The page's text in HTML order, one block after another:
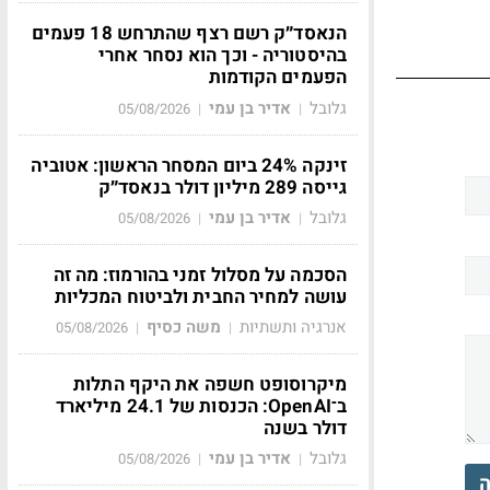
הנאסד״ק רשם רצף שהתרחש 18 פעמים
בהיסטוריה - וכך הוא נסחר אחרי
הפעמים הקודמות
גלובל | אדיר בן עמי |
05/08/2026
זינקה 24% ביום המסחר הראשון: אטוביה
גייסה 289 מיליון דולר בנאסד״ק
גלובל | אדיר בן עמי |
05/08/2026
הסכמה על מסלול זמני בהורמוז: מה זה
עושה למחיר החבית ולביטוח המכליות
אנרגיה ותשתיות | משה כסיף |
05/08/2026
מיקרוסופט חשפה את היקף התלות
ב־OpenAI: הכנסות של 24.1 מיליארד
דולר בשנה
גלובל | אדיר בן עמי |
05/08/2026